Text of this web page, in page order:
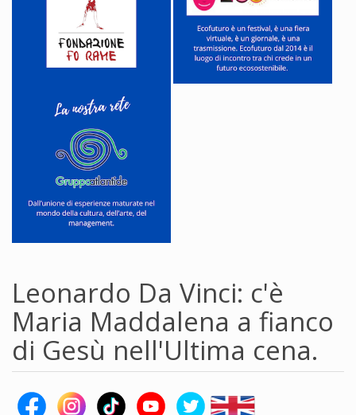
Leonardo Da Vinci: c'è
Maria Maddalena a fianco
di Gesù nell'Ultima cena.